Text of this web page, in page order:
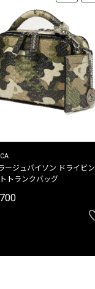
ージュパイソン ドライビン
トランクバッグ